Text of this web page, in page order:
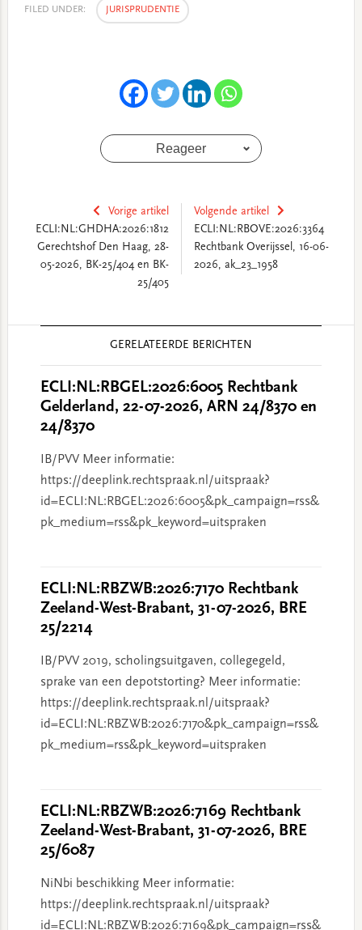
FILED UNDER: JURISPRUDENTIE
Reageer
Vorige artikel
ECLI:NL:GHDHA:2026:1812
Gerechtshof Den Haag, 28-
05-2026, BK-25/404 en BK-
25/405
Volgende artikel
ECLI:NL:RBOVE:2026:3364
Rechtbank Overijssel, 16-06-
2026, ak_23_1958
GERELATEERDE BERICHTEN
ECLI:NL:RBGEL:2026:6005 Rechtbank
Gelderland, 22-07-2026, ARN 24/8370 en
24/8370
IB/PVV Meer informatie:
https://deeplink.rechtspraak.nl/uitspraak?
id=ECLI:NL:RBGEL:2026:6005&pk_campaign=rss&
pk_medium=rss&pk_keyword=uitspraken
ECLI:NL:RBZWB:2026:7170 Rechtbank
Zeeland-West-Brabant, 31-07-2026, BRE
25/2214
IB/PVV 2019, scholingsuitgaven, collegegeld,
sprake van een depotstorting? Meer informatie:
https://deeplink.rechtspraak.nl/uitspraak?
id=ECLI:NL:RBZWB:2026:7170&pk_campaign=rss&
pk_medium=rss&pk_keyword=uitspraken
ECLI:NL:RBZWB:2026:7169 Rechtbank
Zeeland-West-Brabant, 31-07-2026, BRE
25/6087
NiNbi beschikking Meer informatie:
https://deeplink.rechtspraak.nl/uitspraak?
id=ECLI:NL:RBZWB:2026:7169&pk_campaign=rss&